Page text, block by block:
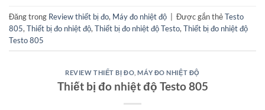
Đăng trong Review thiết bị đo, Máy đo nhiệt độ Được gắn thẻTesto
805, Thiết bị đo nhiệt độ, Thiết bị đo nhiệt độ Testo, Thiết bị đo nhiệt độ
Testo 805
REVIEW THIẾT BỊ ĐO ,MÁY ĐO NHIỆT ĐỘ
Thiết bị đo nhiệt độ Testo 805